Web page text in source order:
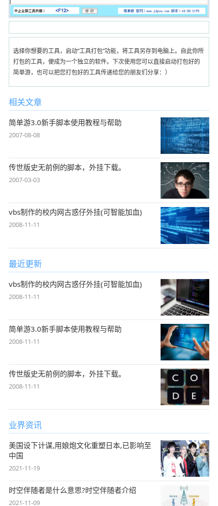
选择你想要的工具，启动“工具打包”功能，将工具另存到电脑上。自此你所
打包的工具，便成为一个独立的软件。下次使用您可以直接启动打包好的
简单游，也可以把您打包好的工具传递给您的朋友们分享：）
相关文章
简单游3.0新手脚本使用教程与帮助
2007-08-08
传世版史无前例的脚本，外挂下载。
2007-03-03
vbs制作的校内网古惑仔外挂(可智能加血)
2008-11-11
最近更新
vbs制作的校内网古惑仔外挂(可智能加血)
2008-11-11
简单游3.0新手脚本使用教程与帮助
2008-11-11
传世版史无前例的脚本，外挂下载。
2008-11-11
业界资讯
美国设下计谋,用娘炮文化重塑日本,已影响至
中国
2021-11-19
时空伴随者是什么意思?时空伴随者介绍
2021-11-09